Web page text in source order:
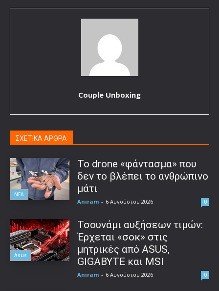
Couple Unboxing
ΣΧΕΤΙΚΑ ΑΡΘΡΑ
ΝΕΑ
Το drone «φάντασμα» που
δεν το βλέπει το ανθρώπινο
μάτι
Aniram - 6 Αυγούστου 2026 0
Asus
Τσουνάμι αυξήσεων τιμών:
Έρχεται «σοκ» στις
μητρικές από ASUS,
GIGABYTE και MSI
Aniram - 6 Αυγούστου 2026 0